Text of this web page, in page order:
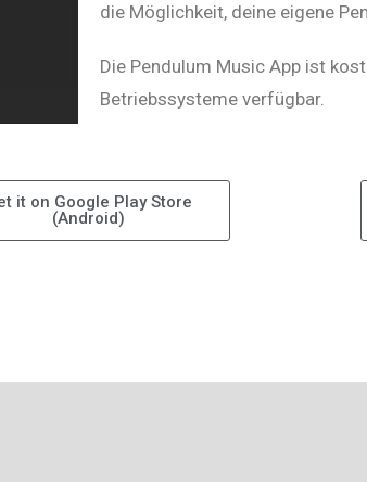
die Möglichkeit, deine eigene
Die Pendulum Music App ist
Betriebssysteme verfügbar.
it on Google Play Store
(Android)